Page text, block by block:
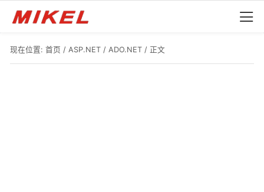
现在位置: 首页 / ASP.NET / ADO.NET / 正文